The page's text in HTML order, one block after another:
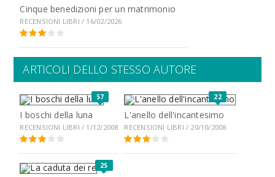
Cinque benedizioni per un matrimonio
RECENSIONI LIBRI / 16/02/2026
ARTICOLI DELLO STESSO AUTORE
57
I boschi della luna
RECENSIONI LIBRI / 1/12/2008
22
L'anello dell'incantesimo
RECENSIONI LIBRI / 20/10/2008
25